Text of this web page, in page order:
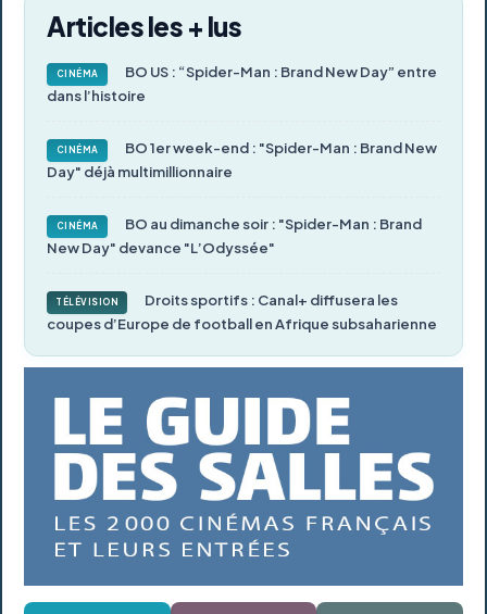
Articles les + lus
CINÉMA
BO US : “Spider-Man : Brand New Day” entre
dans l’histoire
CINÉMA
BO 1er week-end : "Spider-Man : Brand New
Day" déjà multimillionnaire
CINÉMA
BO au dimanche soir : "Spider-Man : Brand
New Day" devance "L’Odyssée"
TÉLÉVISION
Droits sportifs : Canal+ diffusera les
coupes d’Europe de football en Afrique subsaharienne